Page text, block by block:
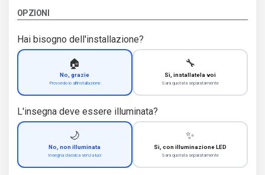
OPZIONI
Hai bisogno dell'installazione?
🏠
No, grazie
Provvedo io all'installazione
🔧
Sì, installatela voi
Sarà quotata separatamente
L'insegna deve essere illuminata?
🌙
No, non illuminata
Insegna classica senza luci
✨
Sì, con illuminazione LED
Sarà quotata separatamente